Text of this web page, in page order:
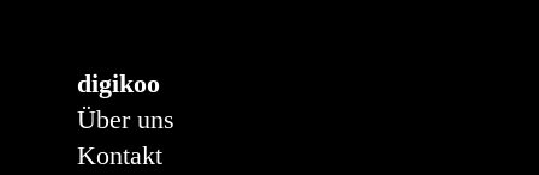
digikoo
Über uns
Kontakt